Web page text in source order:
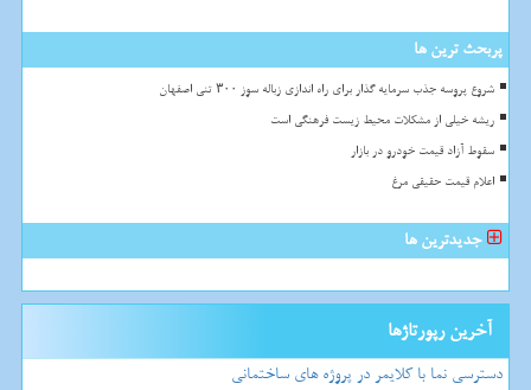
پربحث ترین ها
شروع پروسه جذب سرمایه گذار برای راه اندازی زباله سوز ۳۰۰ تنی اصفهان
ریشه خیلی از مشکلات محیط زیست فرهنگی است
سقوط آزاد قیمت خودرو در بازار
اعلام قیمت حقیقی مرغ
جدیدترین ها
آخرین رپورتاژها
دسترسی نما با کلایمر در پروژه های ساختمانی